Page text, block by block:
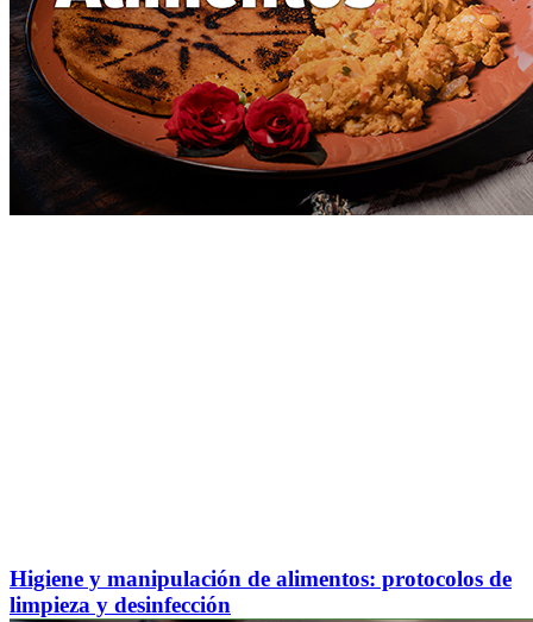
Higiene y manipulación de alimentos: protocolos de
limpieza y desinfección